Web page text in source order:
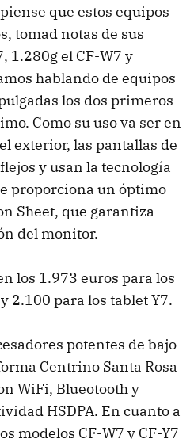
que estos equipos
tomad notas de sus
1.280g el CF-W7 y
hablando de equipos
los dos primeros
Como su uso va ser en
exterior, las pantallas de
y usan la tecnología
proporciona un óptimo
Sheet, que garantiza
del monitor.
los 1.973 euros para los
2.100 para los tablet Y7.
potentes de bajo
Centrino Santa Rosa
WiFi, Blueotooth y
HSDPA. En cuanto a
modelos CF-W7 y CF-Y7